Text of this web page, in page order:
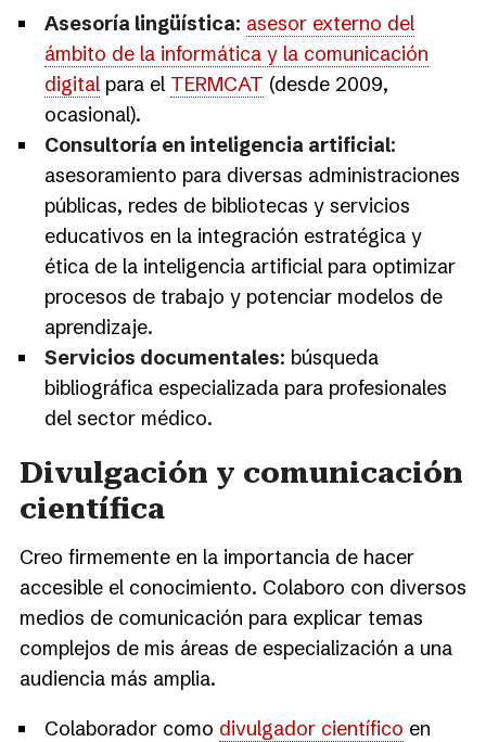
Asesoría lingüística: asesor externo del
ámbito de la informática y la comunicación
digitalpara el TERMCAT (desde 2009,
ocasional).
Consultoría en inteligencia artificial:
asesoramiento para diversas administraciones
públicas, redes de bibliotecas y servicios
educativos en la integración estratégica y
ética de la inteligencia artificial para optimizar
procesos de trabajo y potenciar modelos de
aprendizaje.
Servicios documentales: búsqueda
bibliográfica especializada para profesionales
del sector médico.
Divulgación y comunicación
científica
Creo firmemente en la importancia de hacer
accesible el conocimiento. Colaboro con diversos
medios de comunicación para explicar temas
complejos de mis áreas de especialización a una
audiencia más amplia.
Colaborador como divulgador científico en